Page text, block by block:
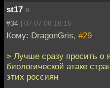
st17 »
#34 | 07.07.08 16:15
Кому: DragonGris, #29
> Лучше сразу просить о
биологической атаке
этих россиян